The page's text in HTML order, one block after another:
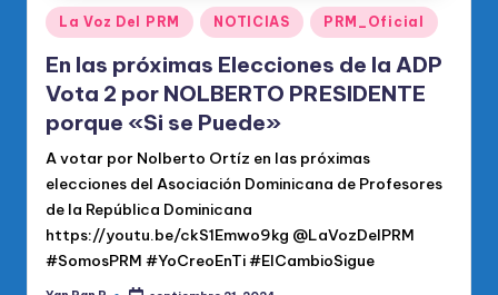
ci
al
d
el
P
R
M
Publicado
en
La Voz Del PRM NOTICIAS PRM_Oficial
En las próximas Elecciones de la ADP
Vota 2 por NOLBERTO PRESIDENTE
porque «Si se Puede»
A votar por Nolberto Ortíz en las próximas
elecciones del Asociación Dominicana de Profesores
de la República Dominicana
https://youtu.be/ckS1Emwo9kg @LaVozDelPRM
#SomosPRM #YoCreoEnTi #ElCambioSigue